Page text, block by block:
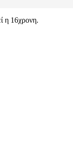
η 16χρονη.